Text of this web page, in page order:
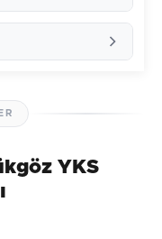
siz yapın!
YKS